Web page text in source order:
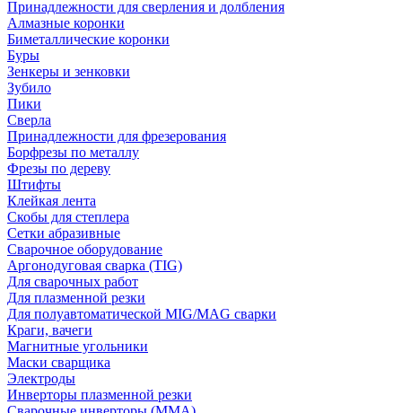
Принадлежности для сверления и долбления
Алмазные коронки
Биметаллические коронки
Буры
Зенкеры и зенковки
Зубило
Пики
Сверла
Принадлежности для фрезерования
Борфрезы по металлу
Фрезы по дереву
Штифты
Клейкая лента
Скобы для степлера
Сетки абразивные
Сварочное оборудование
Аргонодуговая сварка (TIG)
Для сварочных работ
Для плазменной резки
Для полуавтоматической MIG/MAG сварки
Краги, вачеги
Магнитные угольники
Маски сварщика
Электроды
Инверторы плазменной резки